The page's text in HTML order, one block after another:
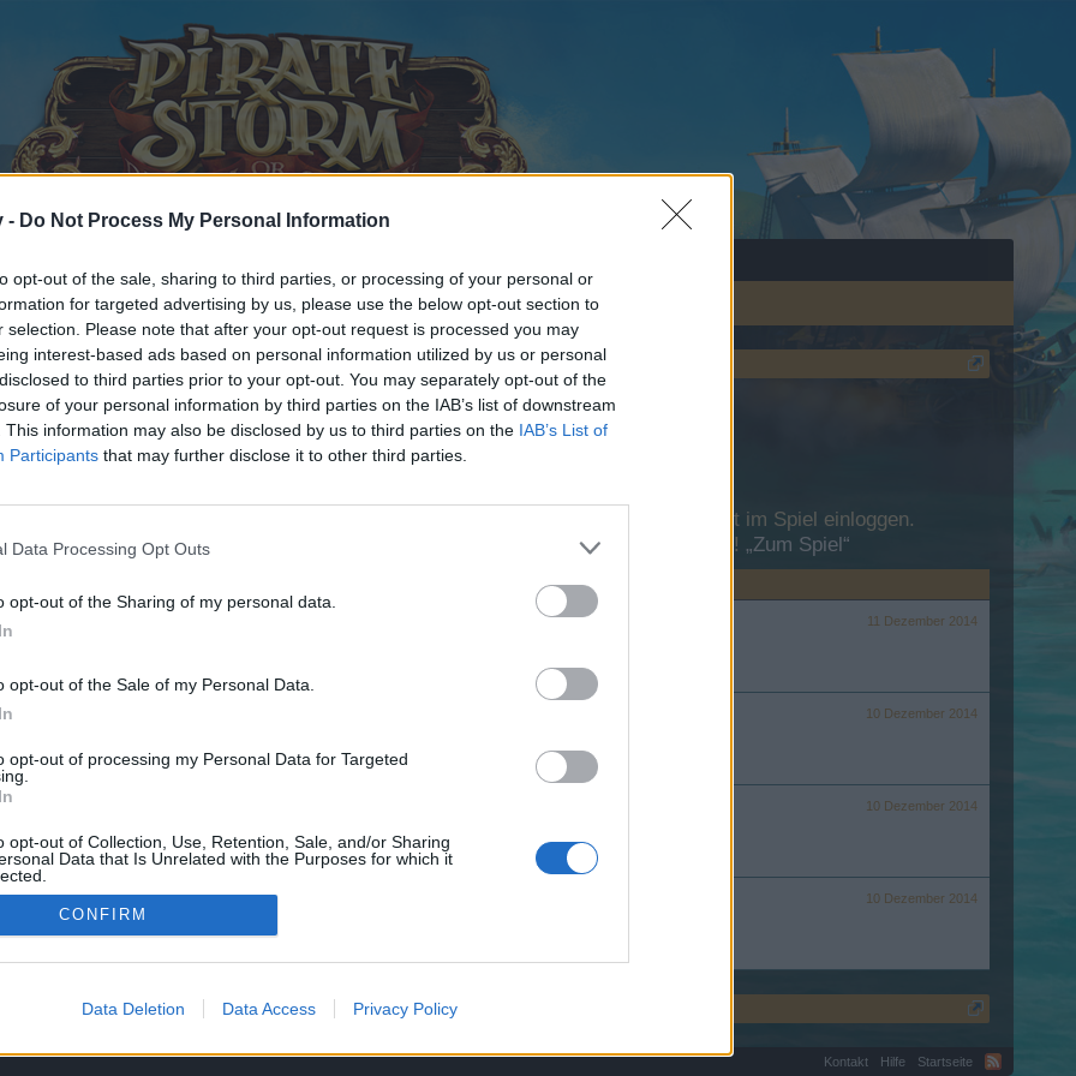
- Do Not Process My Personal Information
opt-out of the sale, sharing to third parties, or processing of your personal or
for targeted advertising by us, please use the below opt-out section to
selection. Please note that after your opt-out request is processed you may
interest-based ads based on personal information utilized by us or personal
to third parties prior to your opt-out. You may separately opt-out of the
of your personal information by third parties on the IAB’s list of downstream
This information may also be disclosed by us to third parties on the IAB’s List of
Participants that may further disclose it to other third parties.
Data Processing Opt Outs
opt-out of the Sharing of my personal data.
opt-out of the Sale of my Personal Data.
opt-out of processing my Personal Data for Targeted
opt-out of Collection, Use, Retention, Sale, and/or Sharing
Data that Is Unrelated with the Purposes for which it
CONFIRM
Data Deletion Data Access Privacy Policy
Diskussionsthread zum Winterevent Invasion der Eiswölfe 2014
teilnehmen oder eigene Themen starten möchtest, musst Du Dich bitte zunächst im Spiel einloggen.
Dich neu. Wir freuen uns auf Deinen nächsten Besuch in unserem Forum! „Zum Spiel“
11 Dezember 2014
10 Dezember 2014
10 Dezember 2014
10 Dezember 2014
Diskussionsthread zum Winterevent Invasion der Eiswölfe 2014
Kontakt Hilfe Startseite